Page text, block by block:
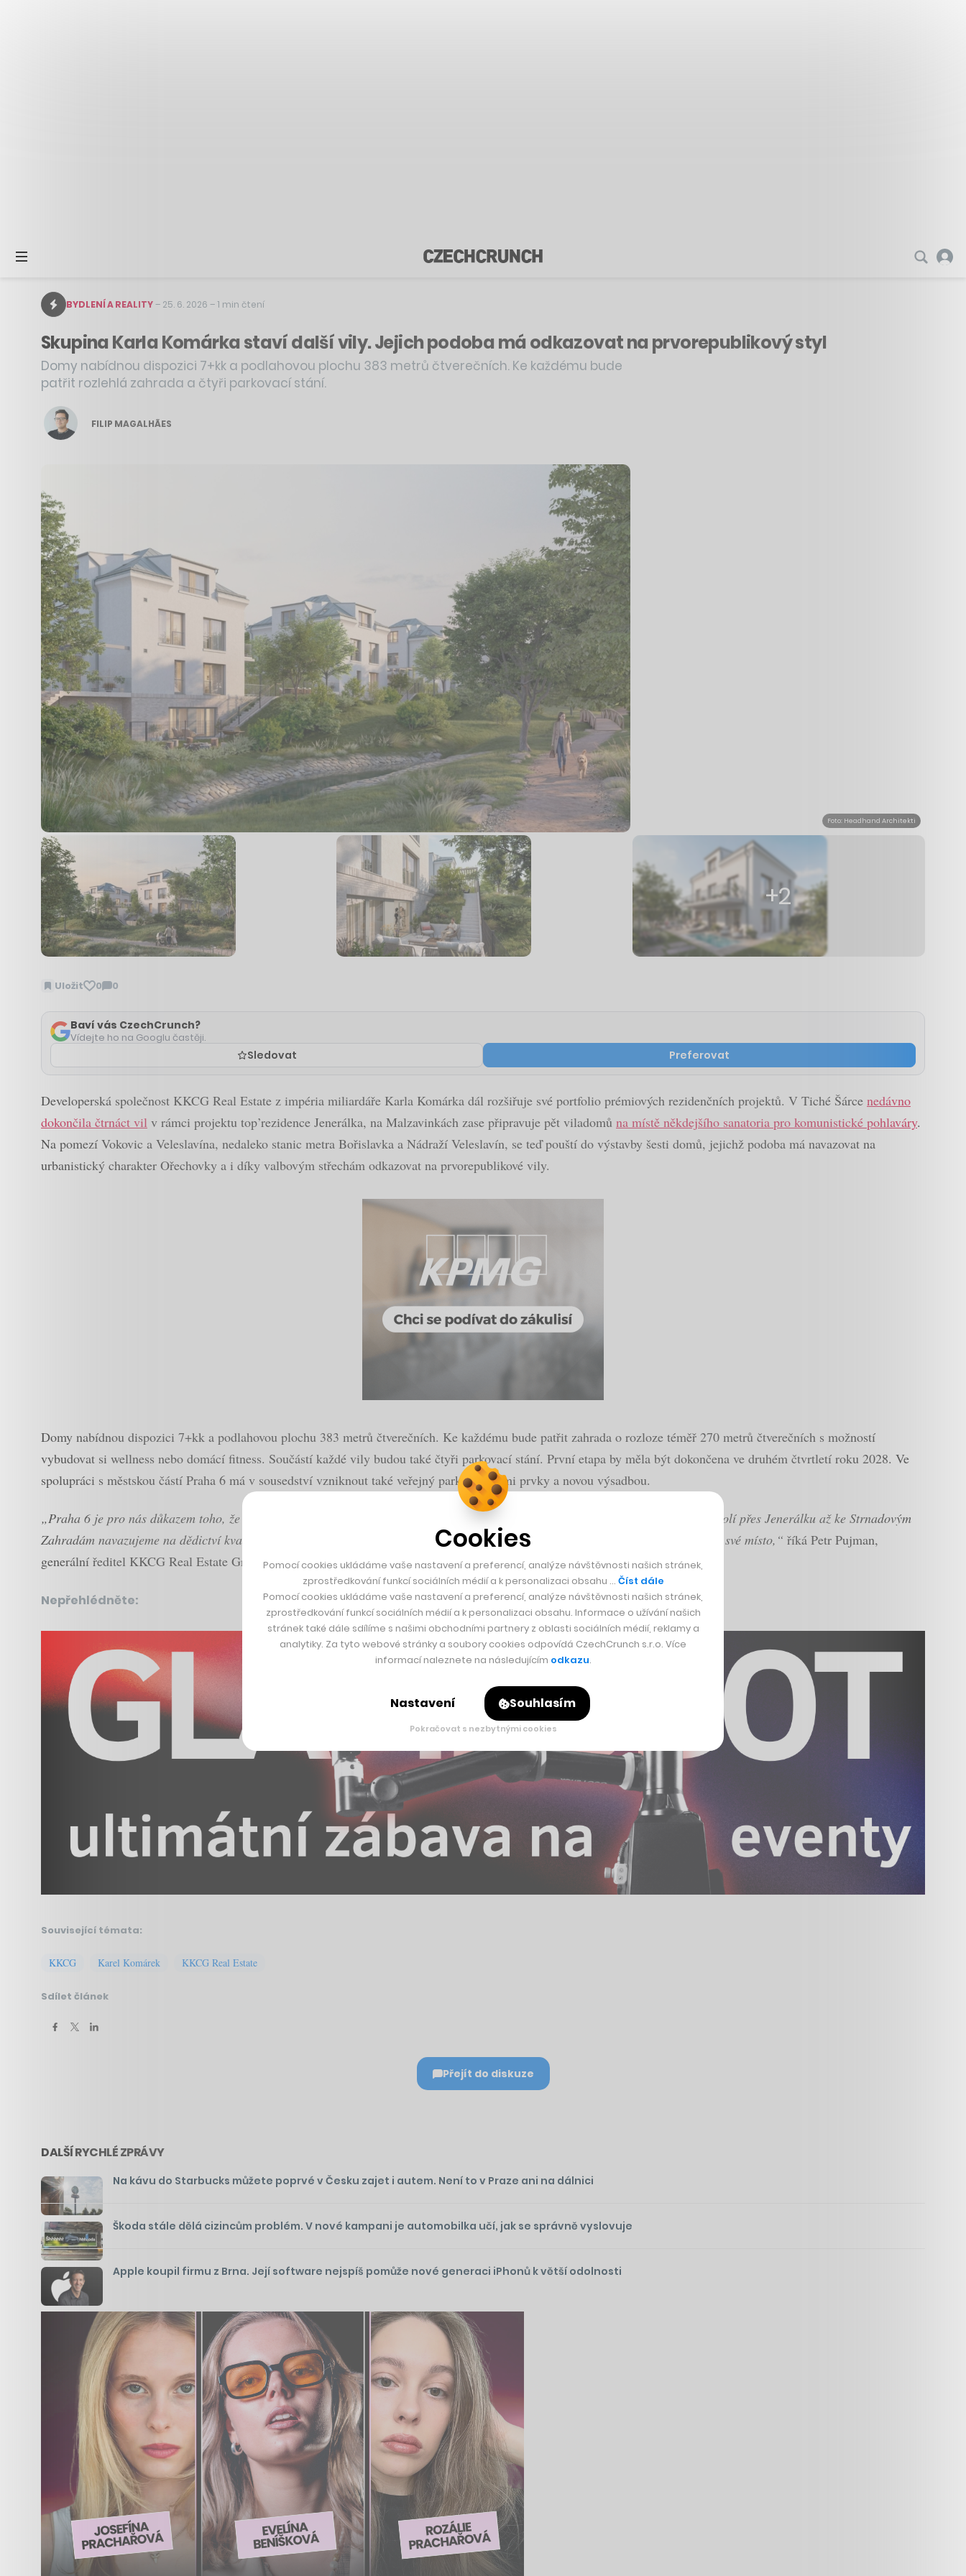
BYDLENÍ A REALITY– 25. 6. 2026 –1 min čtení
Skupina Karla Komárka staví další vily. Jejich podoba má odkazovat na prvorepublikový styl
Domy nabídnou dispozici 7+kk a podlahovou plochu 383 metrů čtverečních. Ke každému bude
patřit rozlehlá zahrada a čtyři parkovací stání.
FILIP MAGALHÃES
Foto: Headhand Architekti
+2
Uložit 0 0
Zobrazit
Baví vás CzechCrunch?
Vídejte ho na Googlu častěji.
Sledovat Preferovat
Developerská společnost KKCG Real Estate z impéria miliardáře Karla Komárka dál rozšiřuje své portfolio prémiových rezidenčních projektů. V Tiché Šárce nedávno
dokončila čtrnáct vil v rámci projektu top’rezidence Jenerálka, na Malzavinkách zase připravuje pět viladomů na místě někdejšího sanatoria pro komunistické pohlaváry.
Na pomezí Vokovic a Veleslavína, nedaleko stanic metra Bořislavka a Nádraží Veleslavín, se teď pouští do výstavby šesti domů, jejichž podoba má navazovat na
urbanistický charakter Ořechovky a i díky valbovým střechám odkazovat na prvorepublikové vily.
Domy nabídnou dispozici 7+kk a podlahovou plochu 383 metrů čtverečních. Ke každému bude patřit zahrada o rozloze téměř 270 metrů čtverečních s možností
vybudovat si wellness nebo domácí fitness. Součástí každé vily budou také čtyři parkovací stání. První etapa by měla být dokončena ve druhém čtvrtletí roku 2028. Ve
spolupráci s městskou částí Praha 6 má v sousedství vzniknout také veřejný park s vodními prvky a novou výsadbou.
„Praha 6 je pro nás důkazem toho, že kvalitní architektura, genius loci a dlouhodobá strategie jdou ruku v ruce. Od Šáreckého údolí přes Jenerálku až ke Strnadovým
Zahradám navazujeme na dědictví kvalitního bydlení, které mělo v této výjimečné části Prahy a její jedinečné vilové zástavbě vždy své místo,“ říká Petr Pujman,
generální ředitel KKCG Real Estate Group.
Nepřehlédněte:
Související témata:
KKCG Karel Komárek KKCG Real Estate
Sdílet článek
Přejít do diskuze
DALŠÍ RYCHLÉ ZPRÁVY
Na kávu do Starbucks můžete poprvé v Česku zajet i autem. Není to v Praze ani na dálnici
Škoda stále dělá cizincům problém. V nové kampani je automobilka učí, jak se správně vyslovuje
Apple koupil firmu z Brna. Její software nejspíš pomůže nové generaci iPhonů k větší odolnosti
Cookies
Pomocí cookies ukládáme vaše nastavení a preferencí, analýze návštěvnosti našich stránek,
zprostředkování funkcí sociálních médií a k personalizaci obsahu … Číst dále
Pomocí cookies ukládáme vaše nastavení a preferencí, analýze návštěvnosti našich stránek,
zprostředkování funkcí sociálních médií a k personalizaci obsahu. Informace o užívání našich
stránek také dále sdílíme s našimi obchodními partnery z oblasti sociálních médií, reklamy a
analytiky. Za tyto webové stránky a soubory cookies odpovídá CzechCrunch s.r.o. Více
informací naleznete na následujícím odkazu.
Nastavení Souhlasím
Pokračovat s nezbytnými cookies